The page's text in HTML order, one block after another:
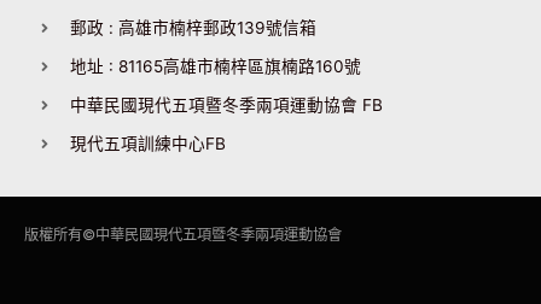
郵政 : 高雄市楠梓郵政139號信箱
地址 : 81165高雄市楠梓區旗楠路160號
中華民國現代五項暨冬季兩項運動協會 FB
現代五項訓練中心FB
版權所有©中華民國現代五項暨冬季兩項運動協會